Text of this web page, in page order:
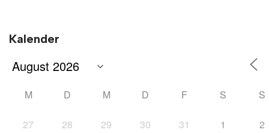
Kalender
M D M D F S S
27 28 29 30 31 1 2